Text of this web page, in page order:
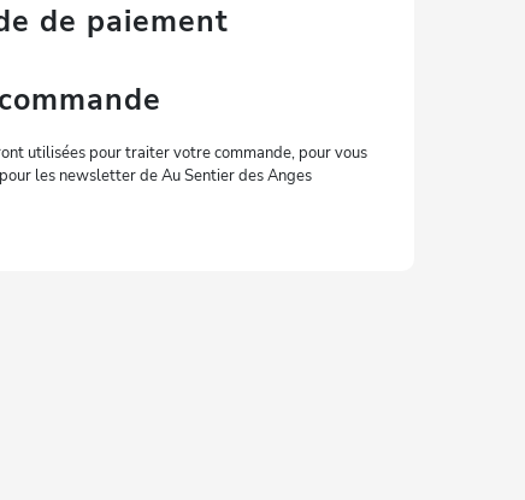
de paiement
utilisées pour traiter votre commande, pour vous
les newsletter de Au Sentier des Anges